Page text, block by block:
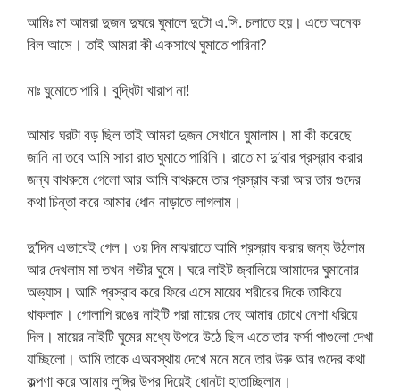
আমিঃ মা আমরা দুজন দুঘরে ঘুমালে দুটো এ.সি. চলাতে হয়। এতে অনেক
বিল আসে। তাই আমরা কী একসাথে ঘুমাতে পারিনা?
মাঃ ঘুমোতে পারি। বুদ্ধিটা খারাপ না!
আমার ঘরটা বড় ছিল তাই আমরা দুজন সেখানে ঘুমালাম। মা কী করেছে
জানি না তবে আমি সারা রাত ঘুমাতে পারিনি। রাতে মা দু’বার প্রস্রাব করার
জন্য বাথরুমে গেলো আর আমি বাথরুমে তার প্রস্রাব করা আর তার গুদের
কথা চিন্তা করে আমার ধোন নাড়াতে লাগলাম।
দু’দিন এভাবেই গেল। ৩য় দিন মাঝরাতে আমি প্রস্রাব করার জন্য উঠলাম
আর দেখলাম মা তখন গভীর ঘুমে। ঘরে লাইট জ্বালিয়ে আমাদের ঘুমানোর
অভ্যাস। আমি প্রস্রাব করে ফিরে এসে মায়ের শরীরের দিকে তাকিয়ে
থাকলাম। গোলাপি রঙের নাইটি পরা মায়ের দেহ আমার চোখে নেশা ধরিয়ে
দিল। মায়ের নাইটি ঘুমের মধ্যে উপরে উঠে ছিল এতে তার ফর্সা পাগুলো দেখা
যাচ্ছিলো। আমি তাকে এঅবস্থায় দেখে মনে মনে তার উরু আর গুদের কথা
কল্পণা করে আমার লুঙ্গির উপর দিয়েই ধোনটা হাতাচ্ছিলাম।